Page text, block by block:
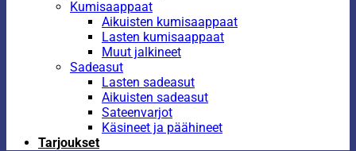
Kumisaappaat
Aikuisten kumisaappaat
Lasten kumisaappaat
Muut jalkineet
Sadeasut
Lasten sadeasut
Aikuisten sadeasut
Sateenvarjot
Käsineet ja päähineet
Tarjoukset